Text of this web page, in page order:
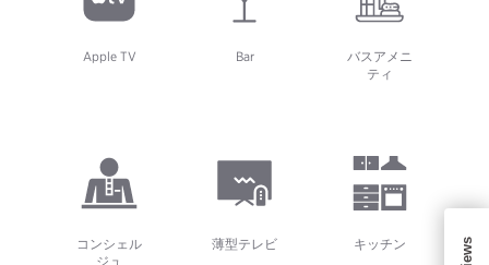
Apple TV Bar
バスアメニ
ティ
コンシェル
ジュ
薄型テレビ キッチン